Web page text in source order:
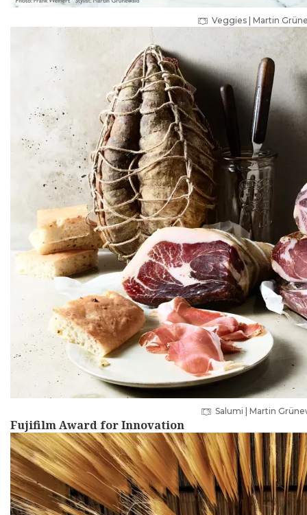
Veggies | Martin
Salumi | Martin
Fujifilm Award for Innovation